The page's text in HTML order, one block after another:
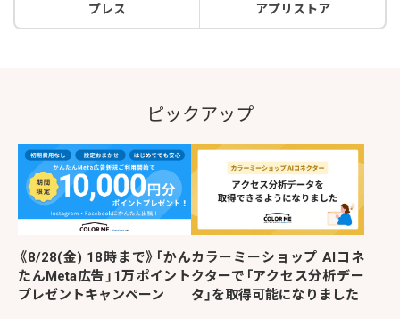
プレス アプリストア
ピックアップ
《8/28(金) 18時まで》「かん
たんMeta広告」1万ポイント
プレゼントキャンペーン
カラーミーショップ AIコネ
クターで「アクセス分析デー
タ」を取得可能になりました